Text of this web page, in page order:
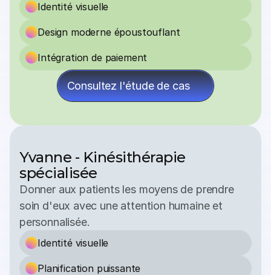
Identité visuelle
Design moderne époustouflant
Intégration de paiement
Consultez l'étude de cas
Yvanne - Kinésithérapie
spécialisée
Donner aux patients les moyens de prendre
soin d'eux avec une attention humaine et
personnalisée.
Identité visuelle
Planification puissante